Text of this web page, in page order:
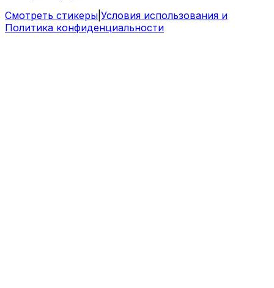
Смотреть стикеры Условия использования и
Политика конфиденциальности